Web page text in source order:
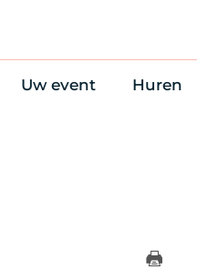
Uw event Huren